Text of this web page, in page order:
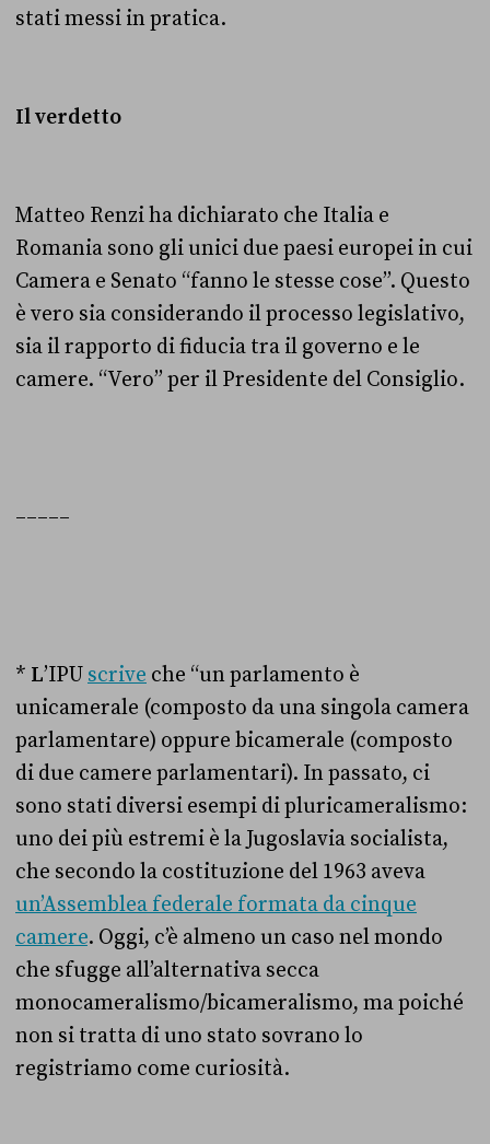
stati messi in pratica.
Il verdetto
Matteo Renzi ha dichiarato che Italia e
Romania sono gli unici due paesi europei in cui
Camera e Senato “fanno le stesse cose”. Questo
è vero sia considerando il processo legislativo,
sia il rapporto di fiducia tra il governo e le
camere. “Vero” per il Presidente del Consiglio.
* L’IPU scrive che “un parlamento è
unicamerale (composto da una singola camera
parlamentare) oppure bicamerale (composto
di due camere parlamentari). In passato, ci
sono stati diversi esempi di pluricameralismo:
uno dei più estremi è la Jugoslavia socialista,
che secondo la costituzione del 1963 aveva
un’Assemblea federale formata da cinque
camere. Oggi, c’è almeno un caso nel mondo
che sfugge all’alternativa secca
monocameralismo/bicameralismo, ma poiché
non si tratta di uno stato sovrano lo
registriamo come curiosità.